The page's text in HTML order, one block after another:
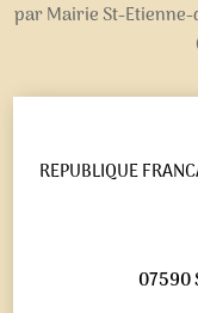
parMairie St-
REPUBLIQUE
07590